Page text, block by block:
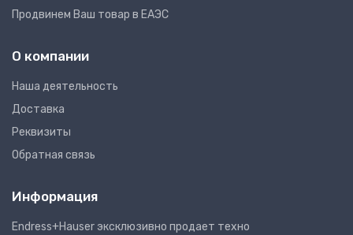
Продвинем Ваш товар в ЕАЭС
О компании
Наша деятельность
Доставка
Реквизиты
Обратная связь
Информация
Endress+Hauser эксклюзивно продает техно